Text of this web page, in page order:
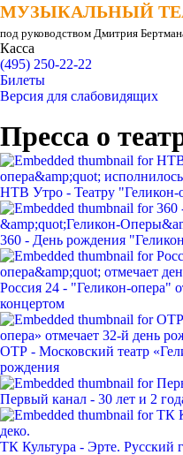
МУЗЫКАЛЬНЫЙ
МУЗЫКАЛЬНЫЙ
под руководством Дмитрия
Касса
(495) 250-22-22
Билеты
Версия для слабовидящих
Пресса о
НТВ Утро - Театру "Геликон-
360 - День рождения
Россия 24 - "Геликон-опера"
концертом
ОТР - Московский театр
рождения
Первый канал - 30 лет и 2
ТК Культура - Эрте. Русский